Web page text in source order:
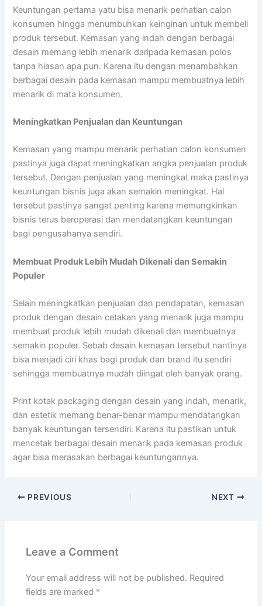
Keuntungan pertama yatu bisa menarik perhatian calon
konsumen hingga menumbuhkan keinginan untuk membeli
produk tersebut. Kemasan yang indah dengan berbagai
desain memang lebih menarik daripada kemasan polos
tanpa hiasan apa pun. Karena itu dengan menambahkan
berbagai desain pada kemasan mampu membuatnya lebih
menarik di mata konsumen.
Meningkatkan Penjualan dan Keuntungan
Kemasan yang mampu menarik perhatian calon konsumen
pastinya juga dapat meningkatkan angka penjualan produk
tersebut. Dengan penjualan yang meningkat maka pastinya
keuntungan bisnis juga akan semakin meningkat. Hal
tersebut pastinya sangat penting karena memungkinkan
bisnis terus beroperasi dan mendatangkan keuntungan
bagi pengusahanya sendiri.
Membuat Produk Lebih Mudah Dikenali dan Semakin
Populer
Selain meningkatkan penjualan dan pendapatan, kemasan
produk dengan desain cetakan yang menarik juga mampu
membuat produk lebih mudah dikenali dan membuatnya
semakin populer. Sebab desain kemasan tersebut nantinya
bisa menjadi ciri khas bagi produk dan brand itu sendiri
sehingga membuatnya mudah diingat oleh banyak orang.
Print kotak packaging dengan desain yang indah, menarik,
dan estetik memang benar-benar mampu mendatangkan
banyak keuntungan tersendiri. Karena itu pastikan untuk
mencetak berbagai desain menarik pada kemasan produk
agar bisa merasakan berbagai keuntungannya.
PREVIOUS NEXT
Leave a Comment
Your email address will not be published. Required
fields are marked *